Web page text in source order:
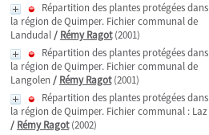
Répartition des plantes protégées dans
la région de Quimper. Fichier communal de
Landudal/ Rémy Ragot(2001)
Répartition des plantes protégées dans
la région de Quimper. Fichier communal de
Langolen / Rémy Ragot(2001)
Répartition des plantes protégées dans
la région de Quimper. Fichier communal : Laz
/ Rémy Ragot(2002)